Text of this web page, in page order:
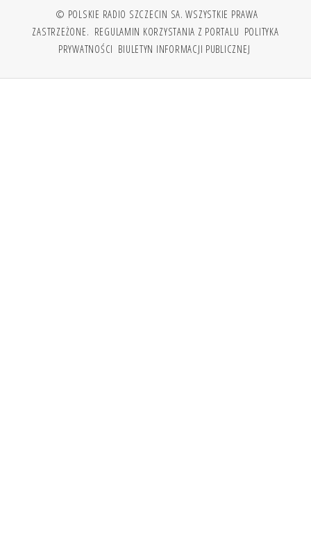
© POLSKIE RADIO SZCZECIN SA. WSZYSTKIE PRAWA
ZASTRZEŻONE. REGULAMIN KORZYSTANIA Z PORTALU POLITYKA
PRYWATNOŚCI BIULETYN INFORMACJI PUBLICZNEJ